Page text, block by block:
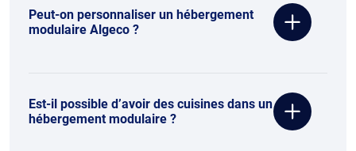
Peut-on personnaliser un hébergement
modulaire Algeco ?
Est-il possible d’avoir des cuisines dans un
hébergement modulaire ?